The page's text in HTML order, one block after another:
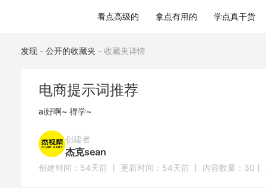
看点高级的 拿点有用的 学点真干货
发现 - 公开的收藏夹 - 收藏夹详情
电商提示词推荐
ai好啊~ 得学~
创建者
杰克sean
创建时间： 54天前 丨 更新时间： 54天前 丨 内容数量： 30